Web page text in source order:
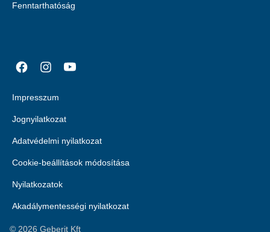
Fenntarthatóság
Impresszum
Jognyilatkozat
Adatvédelmi nyilatkozat
Cookie-beállítások módosítása
Nyilatkozatok
Akadálymentességi nyilatkozat
© 2026 Geberit Kft